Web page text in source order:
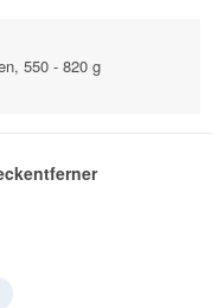
550 - 820 g